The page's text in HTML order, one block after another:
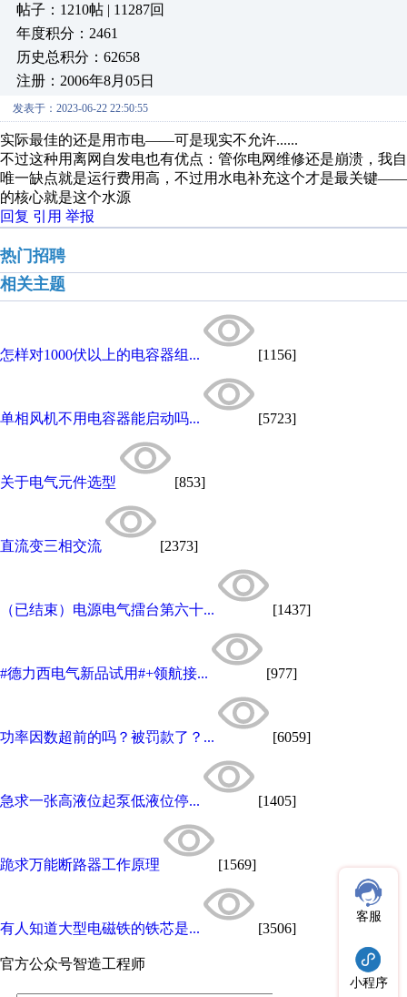
帖子：1210帖 | 11287回
年度积分：2461
历史总积分：62658
注册：2006年8月05日
发表于：2023-06-22 22:50:55
实际最佳的还是用市电——可是现实不允许......
不过这种用离网自发电也有优点：管你电网维修还是崩溃，我
唯一缺点就是运行费用高，不过用水电补充这个才是最关键
的核心就是这个水源
回复 引用 举报
热门招聘
相关主题
怎样对1000伏以上的电容器组... [1156]
单相风机不用电容器能启动吗... [5723]
关于电气元件选型 [853]
直流变三相交流 [2373]
（已结束）电源电气擂台第六十... [1437]
#德力西电气新品试用#+领航接... [977]
功率因数超前的吗？被罚款了？... [6059]
急求一张高液位起泵低液位停... [1405]
跪求万能断路器工作原理 [1569]
有人知道大型电磁铁的铁芯是... [3506]
官方公众号智造工程师
客服
小程序